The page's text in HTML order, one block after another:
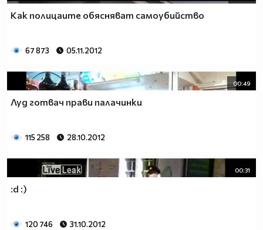
Как полицаите обясняват самоубийство
67 873 05.11.2012
00:49
Луд готвач прави палачинки
115 258 28.10.2012
00:31
:d :)
120 746 31.10.2012